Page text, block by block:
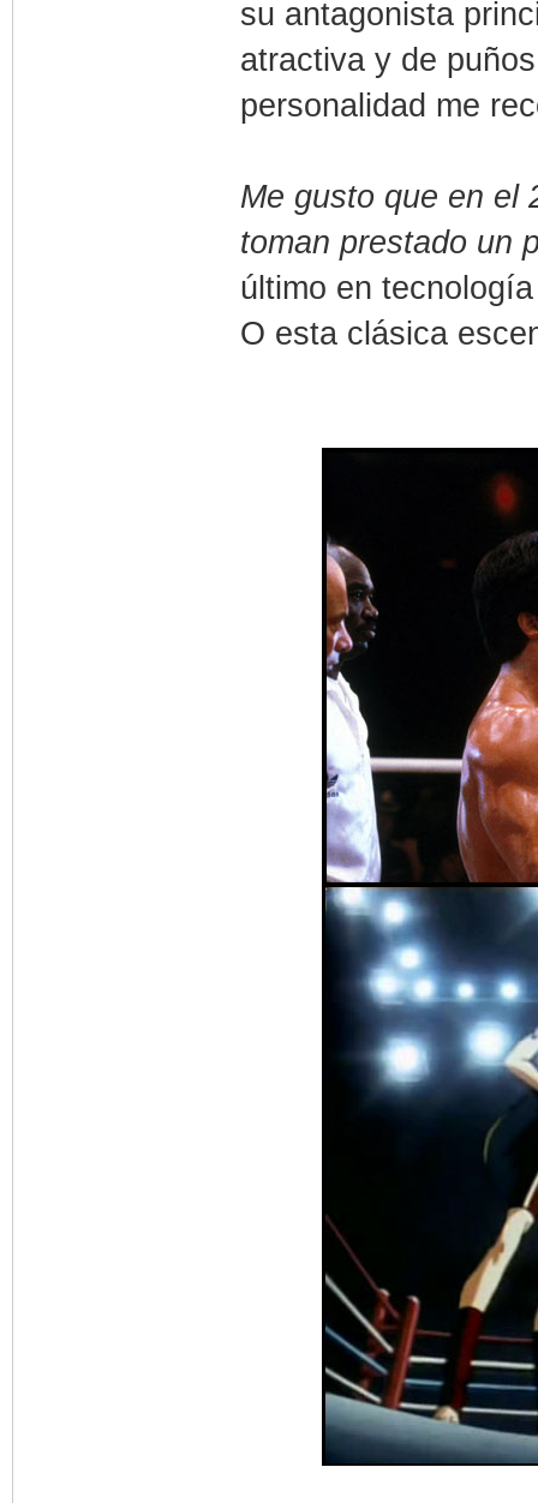
su antagonista
atractiva y de
personalidad me
Me gusto que en el
toman prestado un
último en
O esta clásica